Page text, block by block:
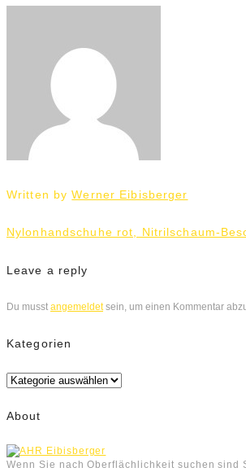
Written byWerner Eibisberger
Beitrags-
Navigation
Nylonhandschuhe rot, Nitrilschaum-
Leave a reply
Du musst angemeldetsein, um einen Kommentar
Kategorien
Kategorien
About
Wenn Sie nach Oberflächlichkeit suchen sind